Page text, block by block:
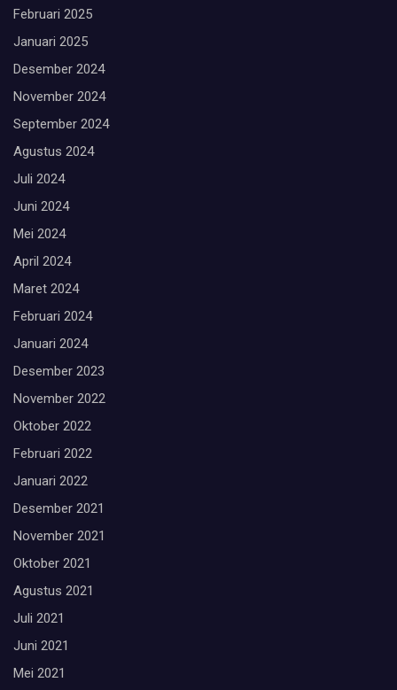
Februari 2025
Januari 2025
Desember 2024
November 2024
September 2024
Agustus 2024
Juli 2024
Juni 2024
Mei 2024
April 2024
Maret 2024
Februari 2024
Januari 2024
Desember 2023
November 2022
Oktober 2022
Februari 2022
Januari 2022
Desember 2021
November 2021
Oktober 2021
Agustus 2021
Juli 2021
Juni 2021
Mei 2021